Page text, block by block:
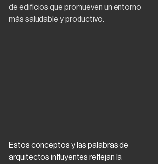
de edificios que promueven un entorno
más saludable y productivo.
Estos conceptos y las palabras de
arquitectos influyentes reflejan la